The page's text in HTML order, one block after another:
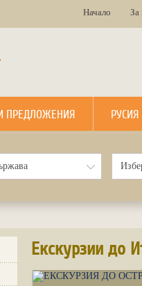
Начало За
ПРЕДЛОЖЕНИЯ РУСИЯ
Екскурзии до